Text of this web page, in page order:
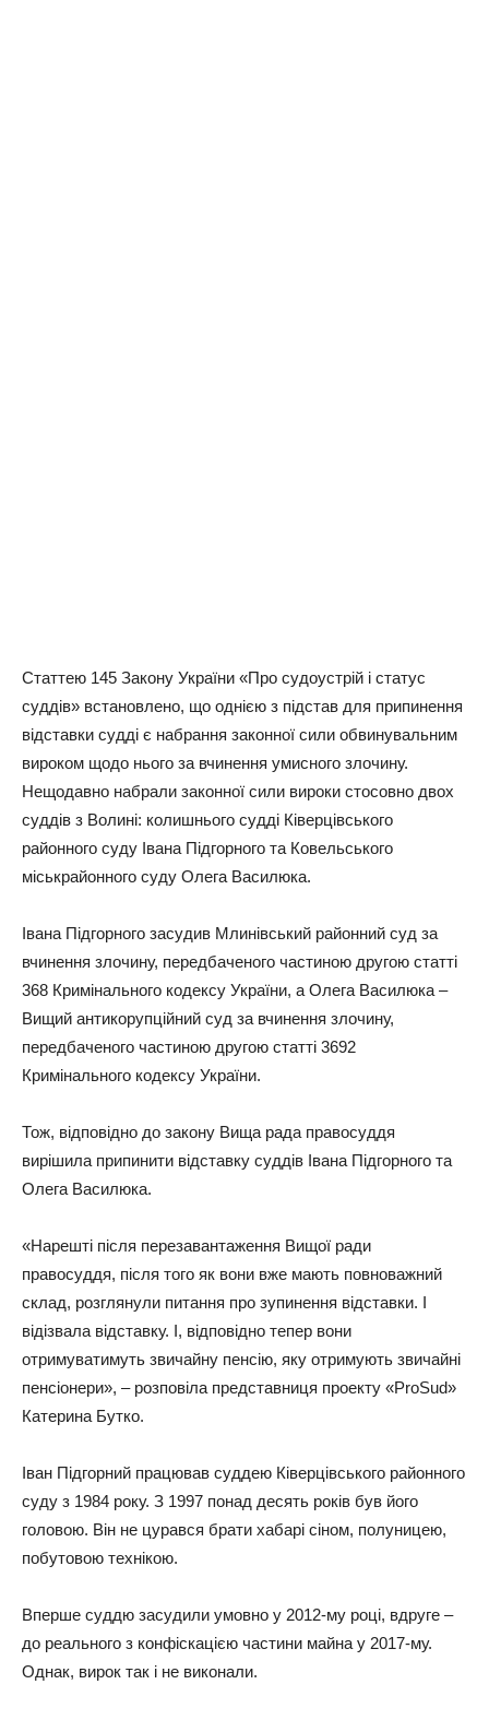
Статтею 145 Закону України «Про судоустрій і статус
суддів» встановлено, що однією з підстав для припинення
відставки судді є набрання законної сили обвинувальним
вироком щодо нього за вчинення умисного злочину.
Нещодавно набрали законної сили вироки стосовно двох
суддів з Волині: колишнього судді Ківерцівського
районного суду Івана Підгорного та Ковельського
міськрайонного суду Олега Василюка.
Івана Підгорного засудив Млинівський районний суд за
вчинення злочину, передбаченого частиною другою статті
368 Кримінального кодексу України, а Олега Василюка –
Вищий антикорупційний суд за вчинення злочину,
передбаченого частиною другою статті 3692
Кримінального кодексу України.
Тож, відповідно до закону Вища рада правосуддя
вирішила припинити відставку суддів Івана Підгорного та
Олега Василюка.
«Нарешті після перезавантаження Вищої ради
правосуддя, після того як вони вже мають повноважний
склад, розглянули питання про зупинення відставки. І
відізвала відставку. І, відповідно тепер вони
отримуватимуть звичайну пенсію, яку отримують звичайні
пенсіонери», – розповіла представниця проекту «ProSud»
Катерина Бутко.
Іван Підгорний працював суддею Ківерцівського районного
суду з 1984 року. З 1997 понад десять років був його
головою. Він не цурався брати хабарі сіном, полуницею,
побутовою технікою.
Вперше суддю засудили умовно у 2012-му році, вдруге –
до реального з конфіскацією частини майна у 2017-му.
Однак, вирок так і не виконали.